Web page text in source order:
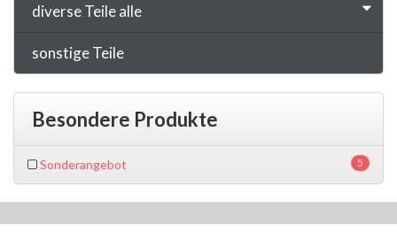
diverse Teile alle
sonstige Teile
Besondere Produkte
5
Sonderangebot